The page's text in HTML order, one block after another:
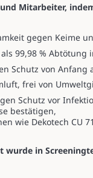
Mitarbeiter,
gegen Keime
99,98 % Abtötung
Schutz von Anfang
frei von
Schutz vor
bestätigen,
wie Dekotech CU
wurde in